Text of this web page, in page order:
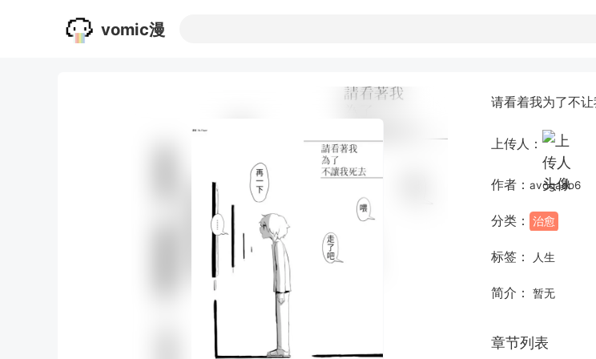
vomic漫
请看着我为了不
上传人：
作者： avogado6
分类： 治愈
标签： 人生
简介： 暂无
章节列表